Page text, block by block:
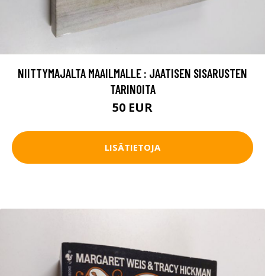
NIITTYMAJALTA MAAILMALLE : JAATISEN SISARUSTEN
TARINOITA
50 EUR
LISÄTIETOJA